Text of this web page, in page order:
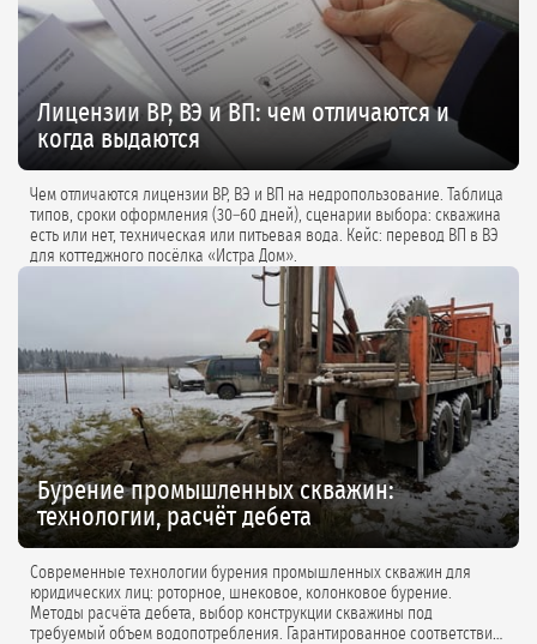
Лицензии ВР, ВЭ и ВП: чем отличаются и
когда выдаются
Чем отличаются лицензии ВР, ВЭ и ВП на недропользование. Таблица
типов, сроки оформления (30–60 дней), сценарии выбора: скважина
есть или нет, техническая или питьевая вода. Кейс: перевод ВП в ВЭ
для коттеджного посёлка «Истра Дом».
Бурение промышленных скважин:
технологии, расчёт дебета
Современные технологии бурения промышленных скважин для
юридических лиц: роторное, шнековое, колонковое бурение.
Методы расчёта дебета, выбор конструкции скважины под
требуемый объем водопотребления. Гарантированное соответствие